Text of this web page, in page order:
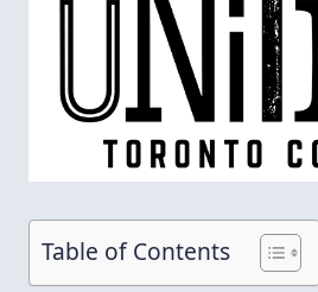
Table of Contents